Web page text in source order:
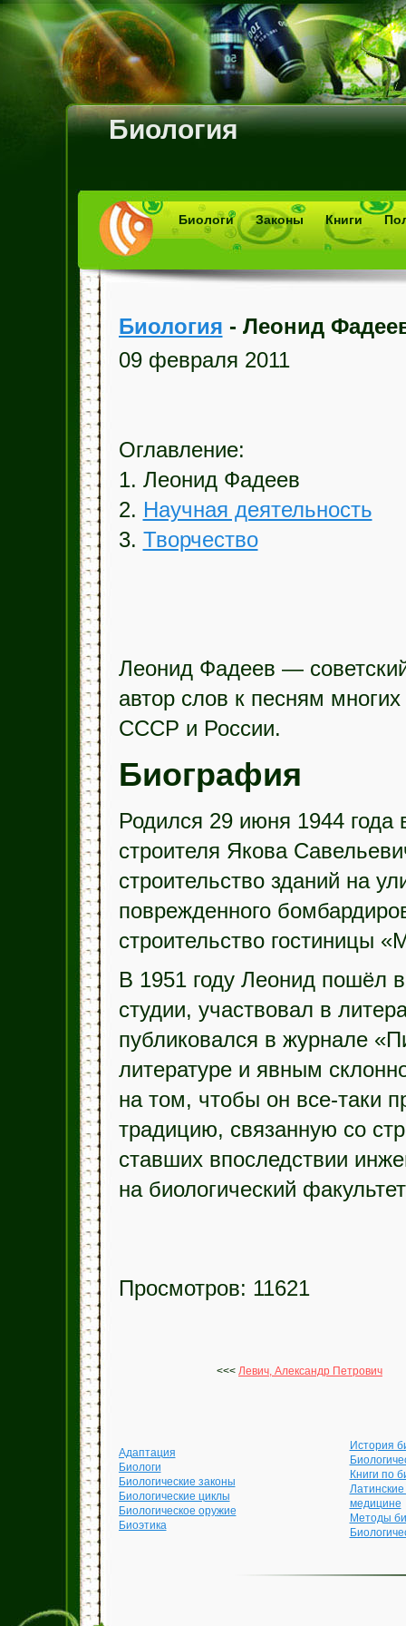
Биология
Биологи Законы Книги
Биология - Леонид
09 февраля 2011
Оглавление:
1. Леонид Фадеев
2. Научная деятельность
3. Творчество
Леонид Фадеев —
автор слов к песням
СССР и России.
Биография
Родился 29 июня 1944 года
строителя Якова
строительство зданий на
поврежденного
строительство гостиницы
В 1951 году Леонид пошёл
студии, участвовал в
публиковался в журнале
литературе и явным
на том, чтобы он все-таки
традицию, связанную со
ставших впоследствии
на биологический
Просмотров: 11621
<<< Левич, Александр Петрович
Адаптация
Биологи
Биологические законы
Биологические циклы
Биологическое оружие
Биоэтика
История
Книги по
медицине
Методы